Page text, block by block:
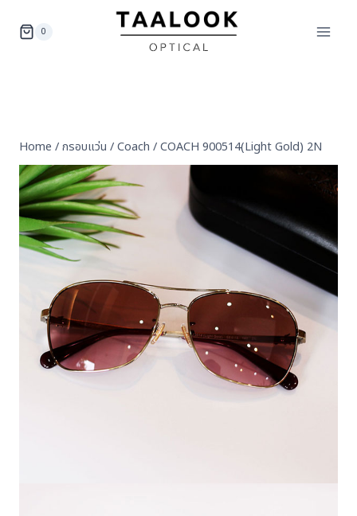
0
Home /กรอบแว่น /Coach /COACH 900514(Light Gold) 2N